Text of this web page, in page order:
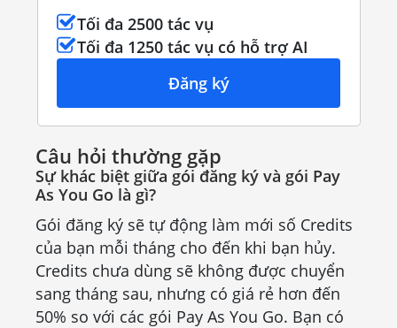
Tối đa 2500 tác vụ
Tối đa 1250 tác vụ có hỗ trợ AI
Đăng ký
Câu hỏi thường gặp
Sự khác biệt giữa gói đăng ký và gói Pay
As You Go là gì?
Gói đăng ký sẽ tự động làm mới số Credits
của bạn mỗi tháng cho đến khi bạn hủy.
Credits chưa dùng sẽ không được chuyển
sang tháng sau, nhưng có giá rẻ hơn đến
50% so với các gói Pay As You Go. Bạn có